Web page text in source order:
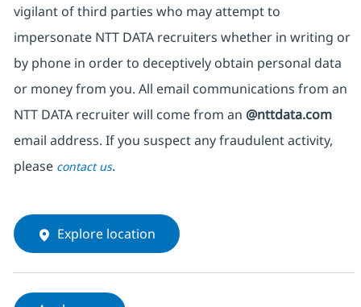
vigilant of third parties who may attempt to
impersonate NTT DATA recruiters whether in writing or
by phone in order to deceptively obtain personal data
or money from you. All email communications from an
NTT DATA recruiter will come from an @nttdata.com
email address. If you suspect any fraudulent activity,
please contact us.
Explore location